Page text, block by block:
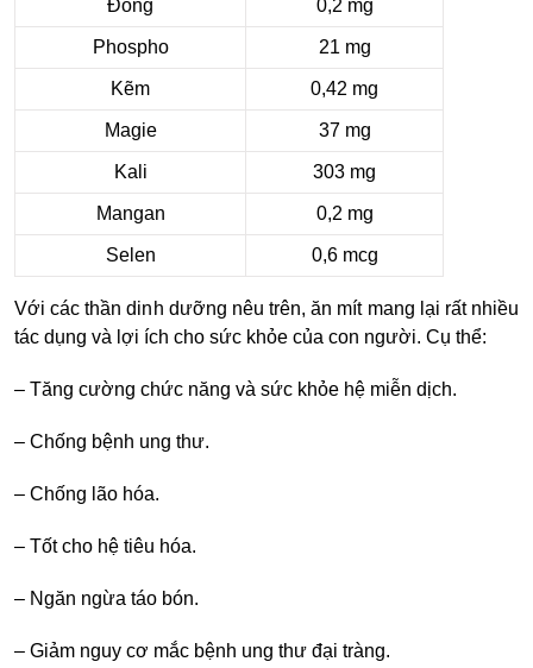
Đồng 0,2 mg
Phospho 21 mg
Kẽm 0,42 mg
Magie 37 mg
Kali 303 mg
Mangan 0,2 mg
Selen 0,6 mcg
Với các thần dinh dưỡng nêu trên, ăn mít mang lại rất nhiều
tác dụng và lợi ích cho sức khỏe của con người. Cụ thể:
– Tăng cường chức năng và sức khỏe hệ miễn dịch.
– Chống bệnh ung thư.
– Chống lão hóa.
– Tốt cho hệ tiêu hóa.
– Ngăn ngừa táo bón.
– Giảm nguy cơ mắc bệnh ung thư đại tràng.